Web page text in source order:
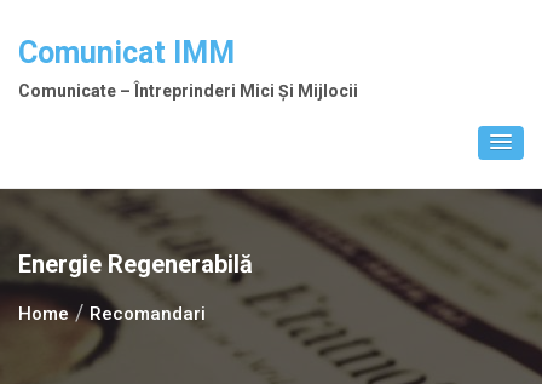
Comunicat IMM
Comunicate – Întreprinderi Mici Și Mijlocii
Energie Regenerabilă
Home Recomandari